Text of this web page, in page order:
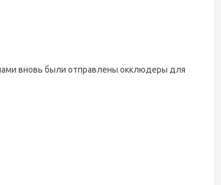
вновь были отправлены окклюдеры для